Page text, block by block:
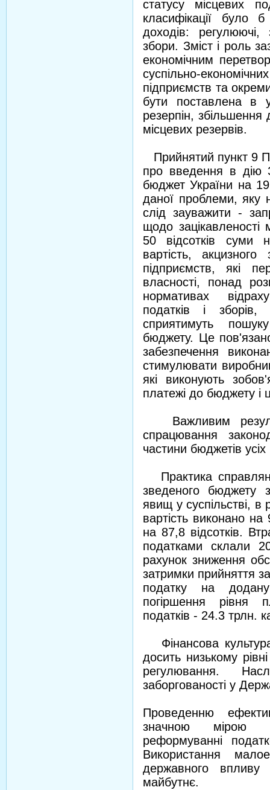
статусу місцевих
класифікації було
доходів: регулюючі,
збори. Зміст і роль
економічним
суспільно-
підприємств та
бути поставлена в
резерпін, збільшення
місцевих резервів.
Прийнятий пункт 9
про введення в дію
бюджет України на
даної проблеми, яку
слід зауважити -
щодо
50 відсотків суми
вартість,
підприємств, які
власності, понад
нормативах
податків і
сприятимуть
бюджету. Це
забезпечення
стимулювати
які виконують
платежі до бюджету і
Важливим
спрацювання
частини бюджетів усіх
Практика
зведеного бюджету
явищ у суспільстві, в
вартість виконано на
на 87,8 відсотків.
податками склали
рахунок зниження
затримки прийняття
податку на
погіршення рівня
податків - 24.3 трлн.
Фінансова
досить низькому
регулювання.
заборгованості у
Проведенню
значною мірою
реформуванні
Використання
державного впливу
майбутнє.